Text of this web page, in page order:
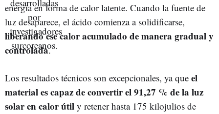
energía en forma de calor latente. Cuando la fuente de
luz desaparece, el ácido comienza a solidificarse,
liberando ese calor acumulado de manera gradual y
controlada.
Los resultados técnicos son excepcionales, ya que el
material es capaz de convertir el 91,27 % de la luz
solar en calor útil y retener hasta 175 kilojulios de